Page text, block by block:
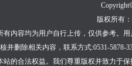
版权所有
内容均为用户自行上传，仅供参考。
删除相关内容，联系方式:0531-5878-
的合法权益。我们尊重版权并致力于保